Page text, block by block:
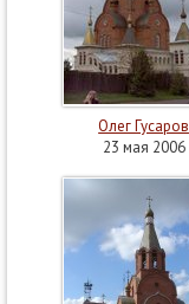
Олег Гусаров
23 мая 2006